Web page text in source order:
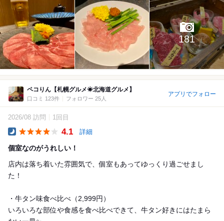
181
ペコりん【札幌グルメ☀︎北海道グルメ】
口コミ 123件 フォロワー 25人
アプリでフォロー
2026/08 訪問 1回目
4.1 詳細
個室なのがうれしい！
店内は落ち着いた雰囲気で、個室もあってゆっくり過ごせまし
た！
・牛タン味食べ比べ（2,999円）
いろいろな部位や食感を食べ比べできて、牛タン好きにはたまら